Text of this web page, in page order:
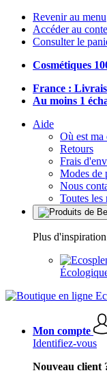
Revenir au menu
Accéder au
Consulter le
Cosmétiques
France :
Au moins 1
Aide
Où est ma
Retours
Frais
Modes de
Nous
Toutes les
Plus d'inspiration
Mon compte
Identifiez-vous
Nouveau client